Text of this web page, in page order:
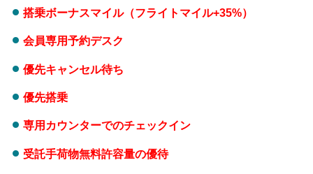
搭乗ボーナスマイル（フライトマイル+35%）
会員専用予約デスク
優先キャンセル待ち
優先搭乗
専用カウンターでのチェックイン
受託手荷物無料許容量の優待